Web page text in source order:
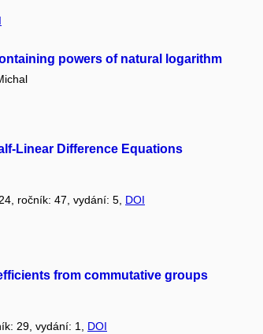
powers of natural logarithm
Linear Difference Equations
ročník: 47, vydání: 5, DOI
from commutative groups
29, vydání: 1, DOI